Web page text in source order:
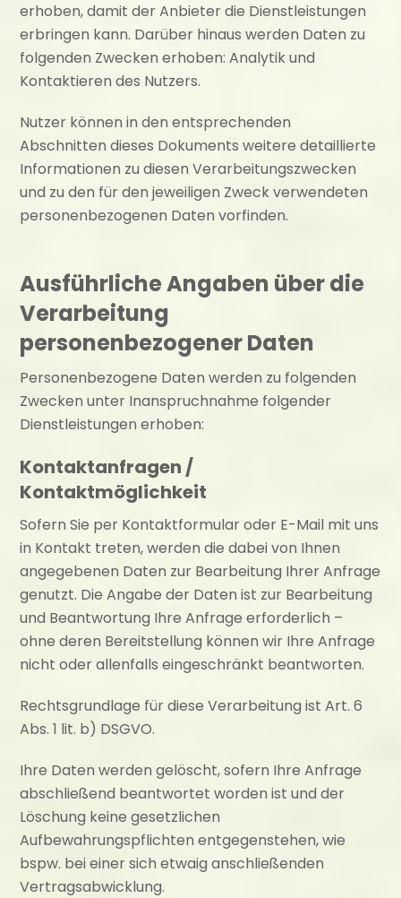
erhoben, damit der Anbieter die Dienstleistungen
erbringen kann. Darüber hinaus werden Daten zu
folgenden Zwecken erhoben: Analytik und
Kontaktieren des Nutzers.
Nutzer können in den entsprechenden
Abschnitten dieses Dokuments weitere detaillierte
Informationen zu diesen Verarbeitungszwecken
und zu den für den jeweiligen Zweck verwendeten
personenbezogenen Daten vorfinden.
Ausführliche Angaben über die
Verarbeitung
personenbezogener Daten
Personenbezogene Daten werden zu folgenden
Zwecken unter Inanspruchnahme folgender
Dienstleistungen erhoben:
Kontaktanfragen /
Kontaktmöglichkeit
Sofern Sie per Kontaktformular oder E-Mail mit uns
in Kontakt treten, werden die dabei von Ihnen
angegebenen Daten zur Bearbeitung Ihrer Anfrage
genutzt. Die Angabe der Daten ist zur Bearbeitung
und Beantwortung Ihre Anfrage erforderlich –
ohne deren Bereitstellung können wir Ihre Anfrage
nicht oder allenfalls eingeschränkt beantworten.
Rechtsgrundlage für diese Verarbeitung ist Art. 6
Abs. 1 lit. b) DSGVO.
Ihre Daten werden gelöscht, sofern Ihre Anfrage
abschließend beantwortet worden ist und der
Löschung keine gesetzlichen
Aufbewahrungspflichten entgegenstehen, wie
bspw. bei einer sich etwaig anschließenden
Vertragsabwicklung.